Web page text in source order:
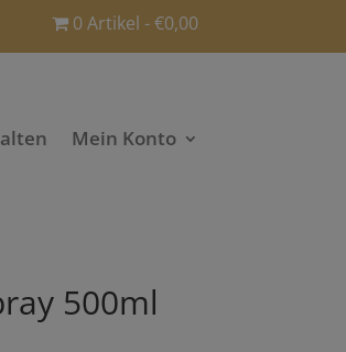
0 Artikel €0,00
Mein Konto
500ml